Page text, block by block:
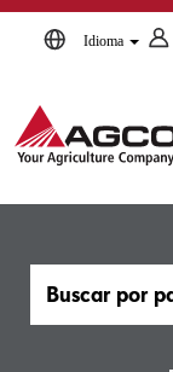
Idioma